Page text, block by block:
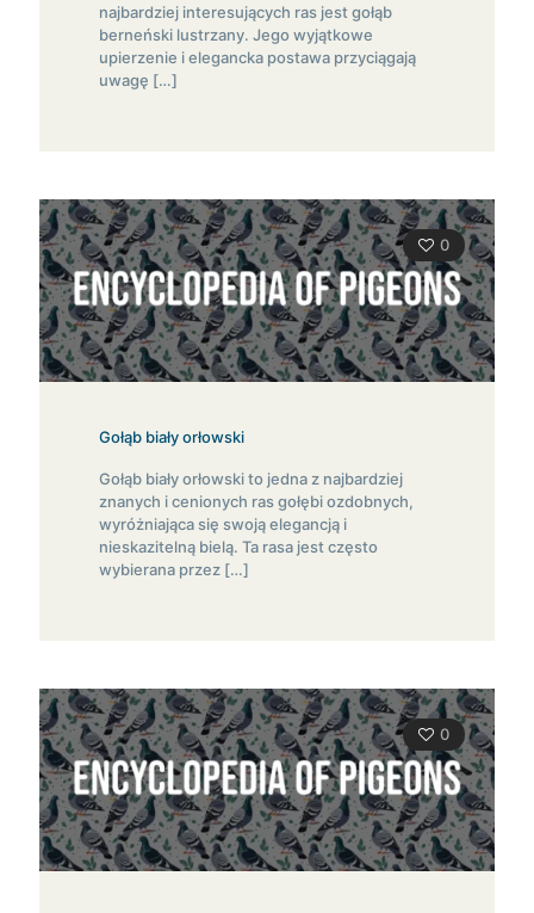
najbardziej interesujących ras jest gołąb
berneński lustrzany. Jego wyjątkowe
upierzenie i elegancka postawa przyciągają
uwagę […]
0
Gołąb biały orłowski
Gołąb biały orłowski to jedna z najbardziej
znanych i cenionych ras gołębi ozdobnych,
wyróżniająca się swoją elegancją i
nieskazitelną bielą. Ta rasa jest często
wybierana przez […]
0